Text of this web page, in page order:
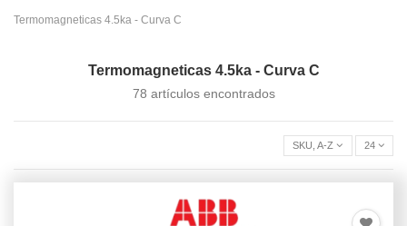
Termomagneticas 4.5ka - Curva C
Termomagneticas 4.5ka - Curva C
78 artículos encontrados
SKU, A-Z